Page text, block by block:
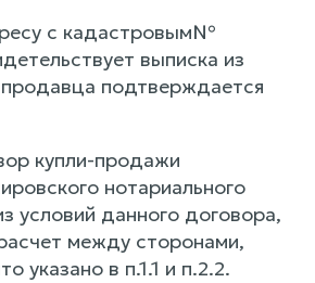
с кадастровым№
выписка из
подтверждается
купли-продажи
нотариального
условий данного договора,
между сторонами,
указано в п.1.1 и п.2.2.